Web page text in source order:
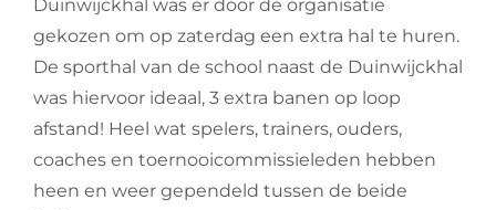
Duinwijckhal was er door de organisatie
gekozen om op zaterdag een extra hal te huren.
De sporthal van de school naast de Duinwijckhal
was hiervoor ideaal, 3 extra banen op loop
afstand! Heel wat spelers, trainers, ouders,
coaches en toernooicommissieleden hebben
heen en weer gependeld tussen de beide